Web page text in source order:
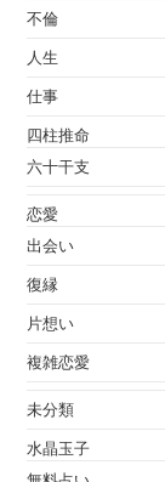
不倫
人生
仕事
四柱推命
六十干支
恋愛
出会い
復縁
片想い
複雑恋愛
未分類
水晶玉子